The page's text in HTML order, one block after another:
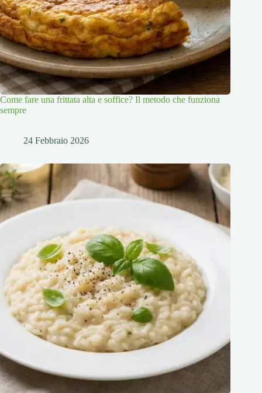
Come fare una frittata alta e soffice? Il metodo che funziona
sempre
24 Febbraio 2026